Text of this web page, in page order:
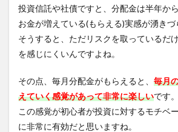
投資信託や社債ですと、分配金は半年か
お金が増えている(もらえる)実感が湧きづ
そうすると、ただリスクを取っているだ
を感じにくいんですよね。
その点、毎月分配金がもらえると、 毎月
えていく感覚があって非常に楽しいです。
この感覚が初心者が投資に対するモチベ
に非常に有効だと思いますね。